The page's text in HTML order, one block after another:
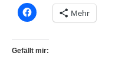
Mehr
Gefällt mir: